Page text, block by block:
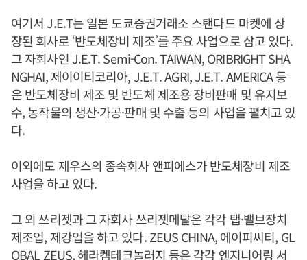
여기서 J.E.T는 일본 도쿄증권거래소 스탠다드 마켓에 상
장된 회사로 ‘반도체장비 제조’를 주요 사업으로 삼고 있다.
그 자회사인 J.E.T. Semi-Con. TAIWAN, ORIBRIGHT SHA
NGHAI, 제이이티코리아, J.E.T. AGRI, J.E.T. AMERICA 등
은 반도체장비 제조 및 반도체 제조용 장비판매 및 유지보
수, 농작물의 생산·가공·판매 및 수출 등의 사업을 펼치고 있
다.
이외에도 제우스의 종속회사 앤피에스가 반도체장비 제조
사업을 하고 있다.
그 외 쓰리젯과 그 자회사 쓰리젯메탈은 각각 탭·밸브장치
제조업, 제강업을 하고 있다. ZEUS CHINA, 에이피씨티, GL
OBAL ZEUS, 헤라켐테크놀러지 등은 각각 엔지니어링 서